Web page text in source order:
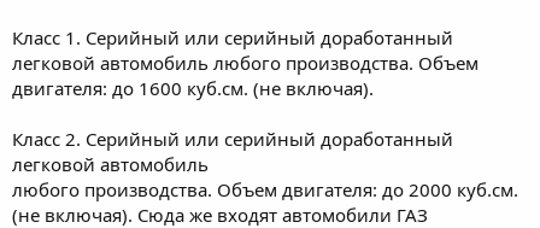
Класс 1. Серийный или серийный доработанный
легковой автомобиль любого производства. Объем
двигателя: до 1600 куб.см. (не включая).
Класс 2. Серийный или серийный доработанный
легковой автомобиль
любого производства. Объем двигателя: до 2000 куб.см.
(не включая). Сюда же входят автомобили ГАЗ